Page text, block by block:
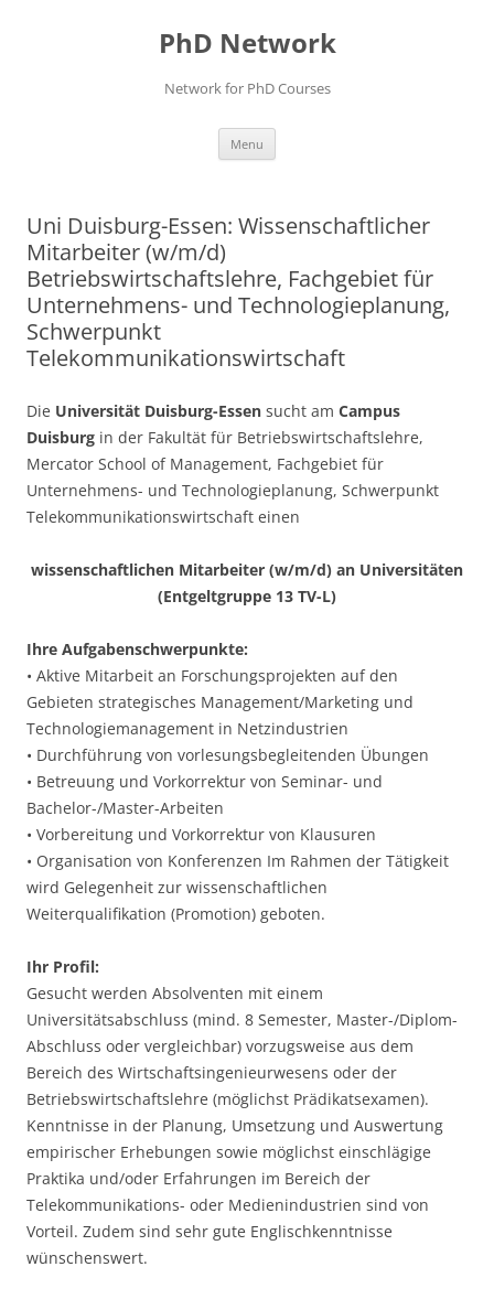
PhD Network
Network for PhD Courses
Menu
Uni Duisburg-Essen: Wissenschaftlicher
Mitarbeiter (w/m/d)
Betriebswirtschaftslehre, Fachgebiet für
Unternehmens- und Technologieplanung,
Schwerpunkt
Telekommunikationswirtschaft
Die Universität Duisburg-Essen sucht am Campus
Duisburg in der Fakultät für Betriebswirtschaftslehre,
Mercator School of Management, Fachgebiet für
Unternehmens- und Technologieplanung, Schwerpunkt
Telekommunikationswirtschaft einen
wissenschaftlichen Mitarbeiter (w/m/d) an Universitäten
(Entgeltgruppe 13 TV-L)
Ihre Aufgabenschwerpunkte:
• Aktive Mitarbeit an Forschungsprojekten auf den
Gebieten strategisches Management/Marketing und
Technologiemanagement in Netzindustrien
• Durchführung von vorlesungsbegleitenden Übungen
• Betreuung und Vorkorrektur von Seminar- und
Bachelor-/Master-Arbeiten
• Vorbereitung und Vorkorrektur von Klausuren
• Organisation von Konferenzen Im Rahmen der Tätigkeit
wird Gelegenheit zur wissenschaftlichen
Weiterqualifikation (Promotion) geboten.
Ihr Profil:
Gesucht werden Absolventen mit einem
Universitätsabschluss (mind. 8 Semester, Master-/Diplom-
Abschluss oder vergleichbar) vorzugsweise aus dem
Bereich des Wirtschaftsingenieurwesens oder der
Betriebswirtschaftslehre (möglichst Prädikatsexamen).
Kenntnisse in der Planung, Umsetzung und Auswertung
empirischer Erhebungen sowie möglichst einschlägige
Praktika und/oder Erfahrungen im Bereich der
Telekommunikations- oder Medienindustrien sind von
Vorteil. Zudem sind sehr gute Englischkenntnisse
wünschenswert.